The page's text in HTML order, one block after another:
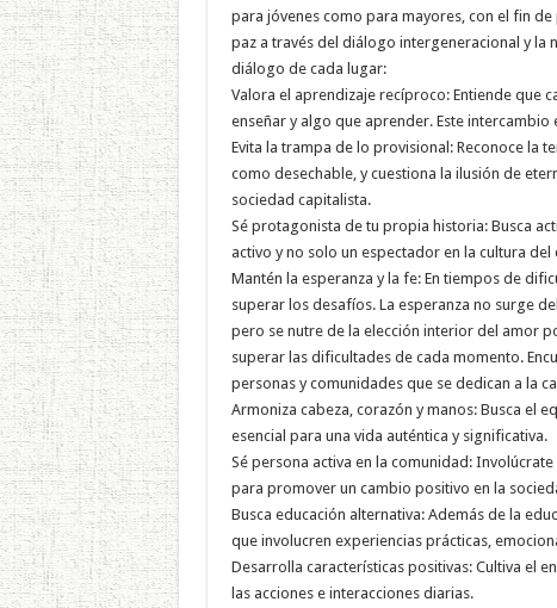
para jóvenes como para mayores, con el fin
paz a través del diálogo intergeneracional y la
diálogo de cada lugar:
Valora el aprendizaje recíproco: Entiende que
enseñar y algo que aprender. Este
Evita la trampa de lo provisional: Reconoce la
como desechable, y cuestiona la ilusión de
sociedad capitalista.
Sé protagonista de tu propia historia: Busca
activo y no solo un espectador en la cultura del
Mantén la esperanza y la fe: En tiempos de
superar los desafíos. La esperanza no surge
pero se nutre de la elección interior del amor
superar las dificultades de cada momento.
personas y comunidades que se dedican a la
Armoniza cabeza, corazón y manos: Busca el
esencial para una vida auténtica y significativa.
Sé persona activa en la comunidad:
para promover un cambio positivo en la
Busca educación alternativa: Además de la
que involucren experiencias prácticas,
Desarrolla características positivas: Cultiva el
las acciones e interacciones diarias.